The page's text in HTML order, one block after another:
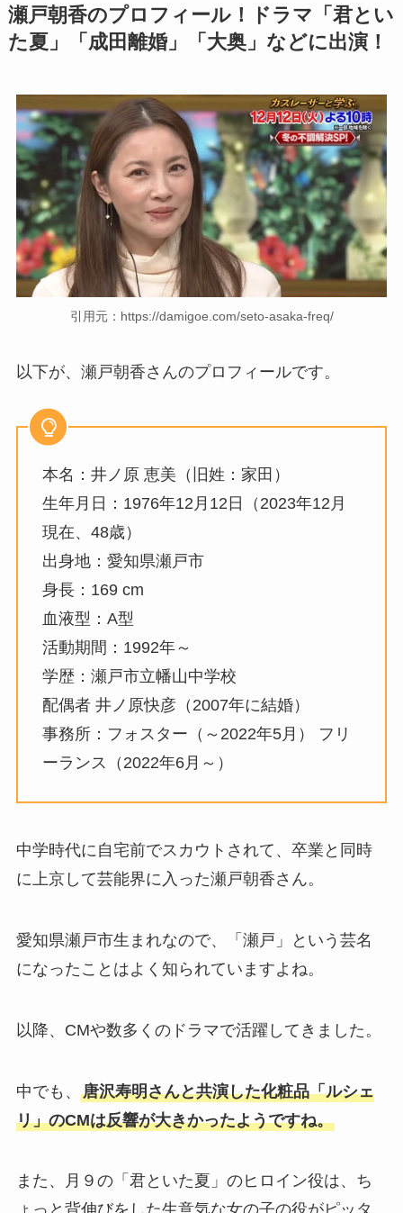
瀬戸朝香のプロフィール！ドラマ「君とい
た夏」「成田離婚」「大奥」などに出演！
引用元：https://damigoe.com/seto-asaka-freq/
以下が、瀬戸朝香さんのプロフィールです。
本名：井ノ原 恵美（旧姓：家田）
生年月日：1976年12月12日（2023年12月
現在、48歳）
出身地：愛知県瀬戸市
身長：169 cm
血液型：A型
活動期間：1992年～
学歴：瀬戸市立幡山中学校
配偶者 井ノ原快彦（2007年に結婚）
事務所：フォスター（～2022年5月） フリ
ーランス（2022年6月～）
中学時代に自宅前でスカウトされて、卒業と同時
に上京して芸能界に入った瀬戸朝香さん。
愛知県瀬戸市生まれなので、「瀬戸」という芸名
になったことはよく知られていますよね。
以降、CMや数多くのドラマで活躍してきました。
中でも、 唐沢寿明さんと共演した化粧品「ルシェ
リ」のCMは反響が大きかったようですね。
また、月９の「君といた夏」のヒロイン役は、ち